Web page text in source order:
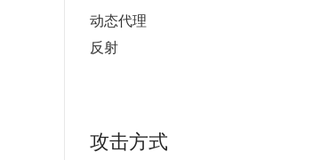
动态代理
反射
攻击方式